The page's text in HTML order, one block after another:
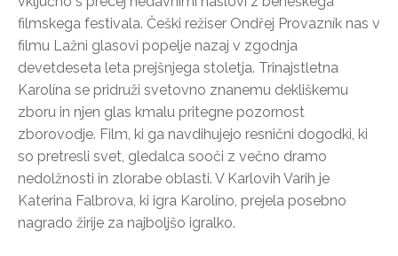
filmskega festivala. Češki režiser Ondřej Provazník nas v
filmu Lažni glasovi popelje nazaj v zgodnja
devetdeseta leta prejšnjega stoletja. Trinajstletna
Karolína se pridruži svetovno znanemu dekliškemu
zboru in njen glas kmalu pritegne pozornost
zborovodje. Film, ki ga navdihujejo resnični dogodki, ki
so pretresli svet, gledalca sooči z večno dramo
nedolžnosti in zlorabe oblasti. V Karlovih Varih je
Katerina Falbrova, ki igra Karolíno, prejela posebno
nagrado žirije za najboljšo igralko.